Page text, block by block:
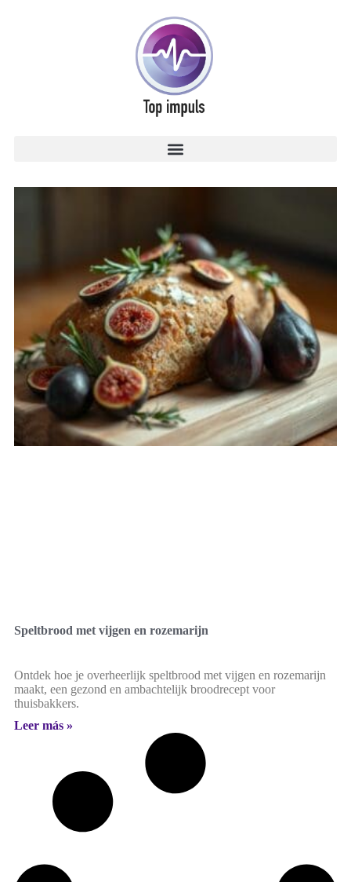
Speltbrood met vijgen en rozemarijn
Ontdek hoe je overheerlijk speltbrood met vijgen en rozemarijn
maakt, een gezond en ambachtelijk broodrecept voor
thuisbakkers.
Leer más »